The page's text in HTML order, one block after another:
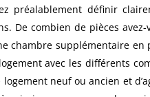
préalablement définir
De combien de pièces
chambre supplémentaire
avec les différents
neuf ou ancien et